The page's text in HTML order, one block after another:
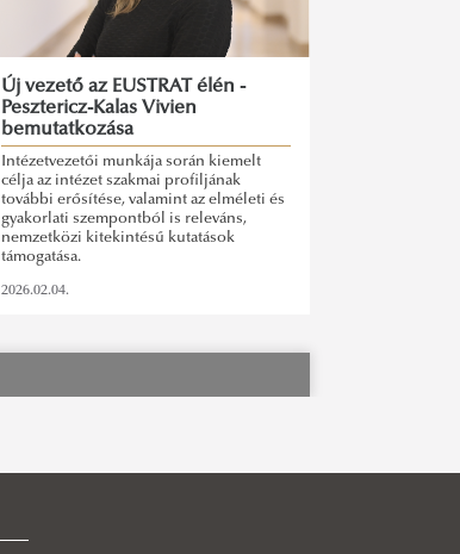
Új vezető az EUSTRAT élén -
Pesztericz-Kalas Vivien
bemutatkozása
Intézetvezetői munkája során kiemelt
célja az intézet szakmai profiljának
további erősítése, valamint az elméleti és
gyakorlati szempontból is releváns,
nemzetközi kitekintésű kutatások
támogatása.
2026.02.04.